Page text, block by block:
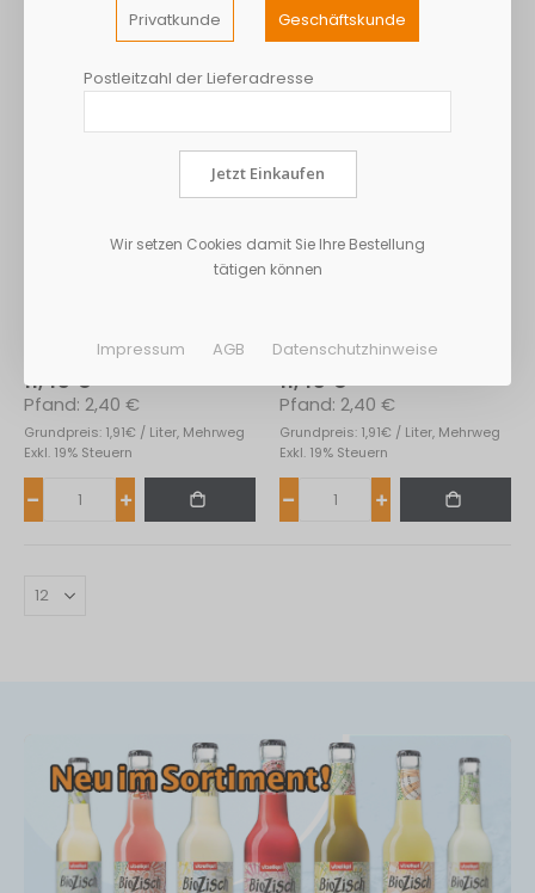
11,43 €
Grundpreis: 1,91€ / Liter, Mehrweg
2,40 €
Exkl. 19% Steuern
6*1L
11,43 €
Grundpreis: 1,91€ / Liter, Mehrweg
2,40 €
Exkl. 19% Steuern
Privatkunde Geschäftskunde
Postleitzahl der Lieferadresse
Jetzt Einkaufen
Wir setzen Cookies damit Sie Ihre Bestellung
tätigen können
Impressum AGB Datenschutzhinweise